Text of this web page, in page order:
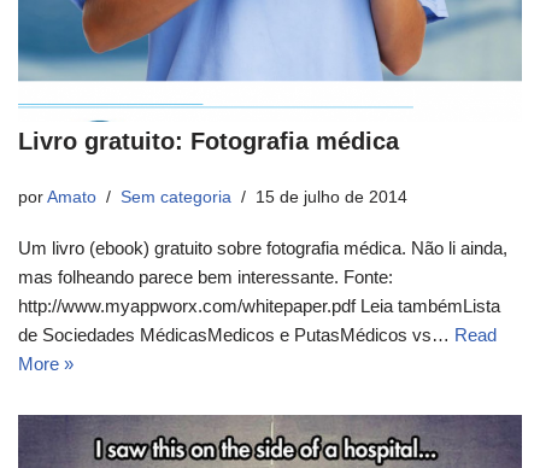
Livro gratuito: Fotografia médica
por Amato Sem categoria 15 de julho de 2014
Um livro (ebook) gratuito sobre fotografia médica. Não li ainda,
mas folheando parece bem interessante. Fonte:
http://www.myappworx.com/whitepaper.pdf Leia tambémLista
de Sociedades MédicasMedicos e PutasMédicos vs… Read
More »